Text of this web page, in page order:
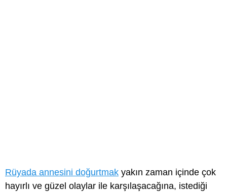
Rüyada annesini doğurtmak yakın zaman içinde çok
hayırlı ve güzel olaylar ile karşılaşacağına, istediği